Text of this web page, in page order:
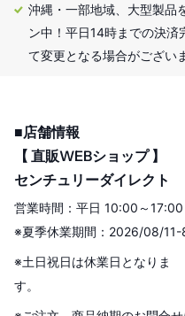
沖縄・一部地域、大型製品
ン中！平日14時までの決
て変更となる場合がござい
■店舗情報
【 直販WEBショップ 】
センチュリーダイレクト
営業時間：平日 10:00～17:00
※夏季休業期間：2026/08/11-
※土日祝日は休業日となりま
す